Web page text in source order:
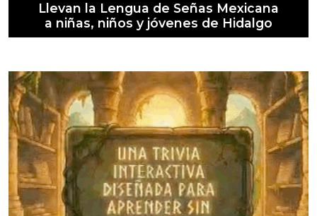
Llevan la Lengua de Señas Mexicana
a niñas, niños y jóvenes de Hidalgo